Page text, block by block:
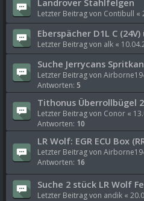
Landrover Stahlfelgen
Letzter Beitrag von Contibull «
Eberspächer D1L C
Letzter Beitrag von alk «
Suche Jerrycans
Letzter Beitrag von
Antworten: 5
Tithonus Überrollbügel
Letzter Beitrag von Conor «
Antworten: 10
LR Wolf: EGR ECU Box
Letzter Beitrag von
Antworten: 16
Suche 2 stück LR Wolf
Letzter Beitrag von andik «